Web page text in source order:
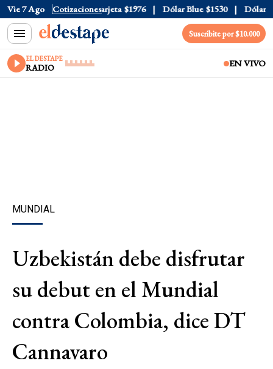
Vie 7 Ago Cotizaciones
$1520 Dólar Tarjeta $1976 Dólar Blue $1530 Dólar
Suscribite por $10.000
EL DESTAPE
RADIO EN VIVO
MUNDIAL
Uzbekistán debe disfrutar
su debut en el Mundial
contra Colombia, dice DT
Cannavaro